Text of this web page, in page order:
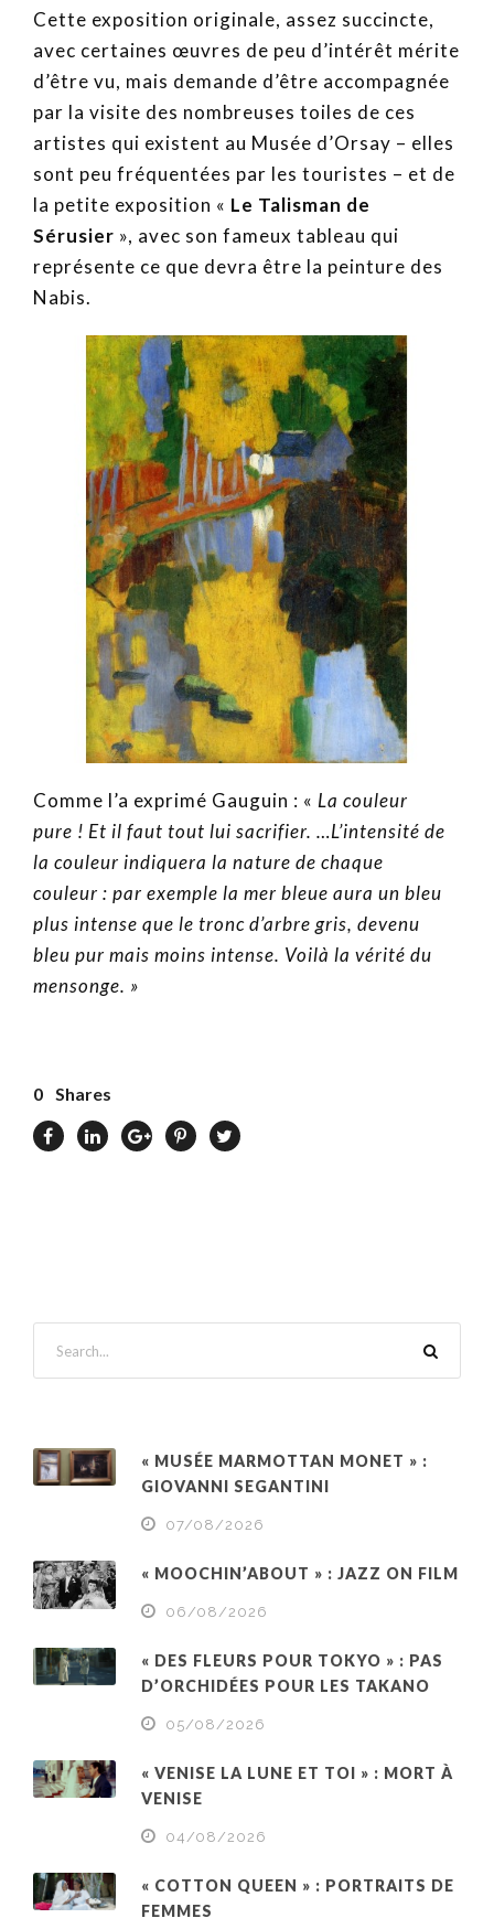
Cette exposition originale, assez succincte,
avec certaines œuvres de peu d’intérêt mérite
d’être vu, mais demande d’être accompagnée
par la visite des nombreuses toiles de ces
artistes qui existent au Musée d’Orsay – elles
sont peu fréquentées par les touristes – et de
la petite exposition « Le Talisman de
Sérusier », avec son fameux tableau qui
représente ce que devra être la peinture des
Nabis.
Comme l’a exprimé Gauguin : « La couleur
pure ! Et il faut tout lui sacrifier. …L’intensité de
la couleur indiquera la nature de chaque
couleur : par exemple la mer bleue aura un bleu
plus intense que le tronc d’arbre gris, devenu
bleu pur mais moins intense. Voilà la vérité du
mensonge. »
0 Shares
« MUSÉE MARMOTTAN MONET » :
GIOVANNI SEGANTINI
07/08/2026
« MOOCHIN’ABOUT » : JAZZ ON FILM
06/08/2026
« DES FLEURS POUR TOKYO » : PAS
D’ORCHIDÉES POUR LES TAKANO
05/08/2026
« VENISE LA LUNE ET TOI » : MORT À
VENISE
04/08/2026
« COTTON QUEEN » : PORTRAITS DE
FEMMES